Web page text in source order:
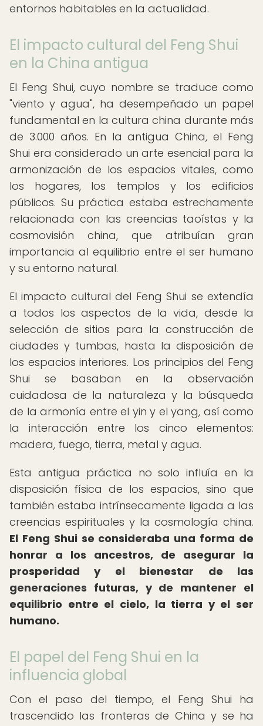
entornos habitables en la actualidad.
El impacto cultural del Feng Shui
en la China antigua
El Feng Shui, cuyo nombre se traduce como
"viento y agua", ha desempeñado un papel
fundamental en la cultura china durante más
de 3.000 años. En la antigua China, el Feng
Shui era considerado un arte esencial para la
armonización de los espacios vitales, como
los hogares, los templos y los edificios
públicos. Su práctica estaba estrechamente
relacionada con las creencias taoístas y la
cosmovisión china, que atribuían gran
importancia al equilibrio entre el ser humano
y su entorno natural.
El impacto cultural del Feng Shui se extendía
a todos los aspectos de la vida, desde la
selección de sitios para la construcción de
ciudades y tumbas, hasta la disposición de
los espacios interiores. Los principios del Feng
Shui se basaban en la observación
cuidadosa de la naturaleza y la búsqueda
de la armonía entre el yin y el yang, así como
la interacción entre los cinco elementos:
madera, fuego, tierra, metal y agua.
Esta antigua práctica no solo influía en la
disposición física de los espacios, sino que
también estaba intrínsecamente ligada a las
creencias espirituales y la cosmología china.
El Feng Shui se consideraba una forma de
honrar a los ancestros, de asegurar la
prosperidad y el bienestar de las
generaciones futuras, y de mantener el
equilibrio entre el cielo, la tierra y el ser
humano.
El papel del Feng Shui en la
influencia global
Con el paso del tiempo, el Feng Shui ha
trascendido las fronteras de China y se ha